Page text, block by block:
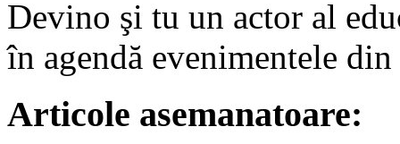
Devino şi tu un actor al
în agendă evenimentele
Articole asemanatoare: